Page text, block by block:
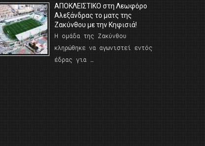
AΠΟΚΛΕΙΣΤΙΚΟ στη Λεωφόρο
Αλεξάνδρας το ματς της
Ζακύνθου με την Κηφισιά!
Η ομάδα της Ζακύνθου
κληρώθηκε να αγωνιστεί εντός
έδρας για …